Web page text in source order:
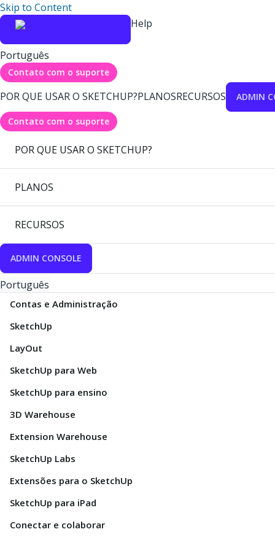
Skip to Content
Help
Português
Contato com o suporte
POR QUE USAR O SKETCHUP?PLANOSRECURSOS ADMIN
Contato com o suporte
POR QUE USAR O SKETCHUP?
PLANOS
RECURSOS
ADMIN CONSOLE
Português
Contas e Administração
SketchUp
LayOut
SketchUp para Web
SketchUp para ensino
3D Warehouse
Extension Warehouse
SketchUp Labs
Extensões para o SketchUp
SketchUp para iPad
Conectar e colaborar